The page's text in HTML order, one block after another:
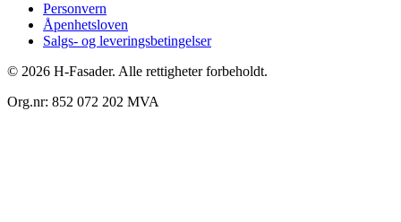
Personvern
Åpenhetsloven
Salgs- og leveringsbetingelser
© 2026 H-Fasader. Alle rettigheter forbeholdt.
Org.nr: 852 072 202 MVA